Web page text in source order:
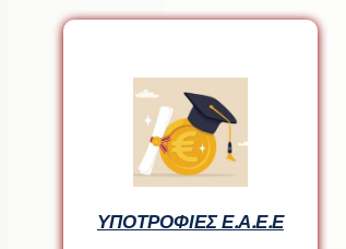
ΥΠΟΤΡΟΦΙΕΣ Ε.Α.Ε.Ε
ΥΠΟΤΡΟΦΙΕΣ Ε.Α.Ε.Ε